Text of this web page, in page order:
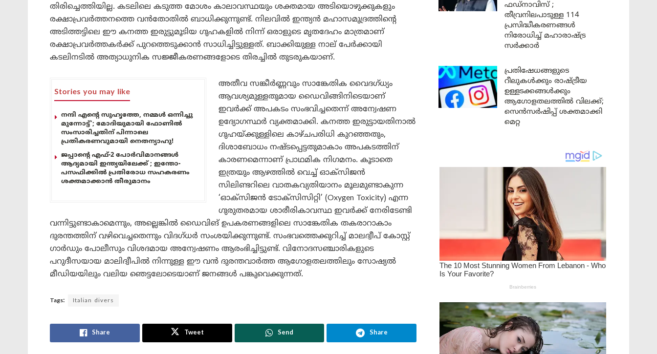
തിരിച്ചെത്തിയില്ല. കടലിലെ കടുത്ത മോശം കാലാവസ്ഥയും ശക്തമായ അടിയൊഴുക്കുകളും
രക്ഷാപ്രവർത്തനത്തെ വൻതോതിൽ ബാധിക്കുന്നുണ്ട്. നിലവിൽ ഇന്ത്യൻ മഹാസമുദ്രത്തിന്റെ
അടിത്തട്ടിലെ ഈ കനത്ത ഇരുട്ടുമൂടിയ ഗുഹകളിൽ നിന്ന് ഒരാളുടെ മൃതദേഹം മാത്രമാണ്
രക്ഷാപ്രവർത്തകർക്ക് പുറത്തെടുക്കാൻ സാധിച്ചിട്ടുള്ളത്. ബാക്കിയുള്ള നാല് പേർക്കായി
കടലിനടിൽ അത്യാധുനിക സജ്ജീകരണങ്ങളോടെ തിരച്ചിൽ തുടരുകയാണ്.
Stories you may like
നന്ദി എൻ്റെ സുഹൃത്തേ, നമ്മൾ ഒന്നിച്ചു
മുന്നോട്ട്’; മോദിയുമായി ഫോണിൽ
സംസാരിച്ചതിന് പിന്നാലെ
പ്രതികരണവുമായി നെതന്യാഹു!
ജപ്പാന്റെ എഫ്-2 പോർവിമാനങ്ങൾ
ആദ്യമായി ഇന്ത്യയിലേക്ക് ; ഇന്തോ-
പസഫിക്കിൽ പ്രതിരോധ സഹകരണം
ശക്തമാക്കാൻ തീരുമാനം
അതീവ സങ്കീർണ്ണവും സാങ്കേതിക വൈദഗ്ധ്യം
ആവശ്യമുള്ളതുമായ ഡൈവിങ്ങിനിടെയാണ്
ഇവർക്ക് അപകടം സംഭവിച്ചതെന്ന് അന്വേഷണ
ഉദ്യോഗസ്ഥർ വ്യക്തമാക്കി. കനത്ത ഇരുട്ടായതിനാൽ
ഗുഹയ്ക്കുള്ളിലെ കാഴ്ചപരിധി കുറഞ്ഞതും,
ദിശാബോധം നഷ്ടപ്പെട്ടതുമാകാം അപകടത്തിന്
കാരണമെന്നാണ് പ്രാഥമിക നിഗമനം. കൂടാതെ
ഇത്രയും ആഴത്തിൽ വെച്ച് ഓക്സിജൻ
സിലിണ്ടറിലെ വാതകവ്യതിയാനം മൂലമുണ്ടാകുന്ന
‘ഓക്സിജൻ ടോക്സിസിറ്റി’ (Oxygen Toxicity) എന്ന
ഗുരുതരമായ ശാരീരികാവസ്ഥ ഇവർക്ക് നേരിടേണ്ടി
വന്നിട്ടുണ്ടാകാമെന്നും, അല്ലെങ്കിൽ ഡൈവിങ് ഉപകരണങ്ങളിലെ സാങ്കേതിക തകരാറാകാം
ദുരന്തത്തിന് വഴിവെച്ചതെന്നും വിദഗ്ധർ സംശയിക്കുന്നുണ്ട്. സംഭവത്തെക്കുറിച്ച് മാലദ്വീപ് കോസ്റ്റ്
ഗാർഡും പോലീസും വിശദമായ അന്വേഷണം ആരംഭിച്ചിട്ടുണ്ട്. വിനോദസഞ്ചാരികളുടെ
പറുദീസയായ മാലിദ്വീപിൽ നിന്നുള്ള ഈ വൻ ദുരന്തവാർത്ത ആഗോളതലത്തിലും സോഷ്യൽ
മീഡിയയിലും വലിയ ഞെട്ടലോടെയാണ് ജനങ്ങൾ പങ്കുവെക്കുന്നത്.
Tags: Italian divers
Share Tweet Send Share
ഫഡ്നാവിസ് ;
തീവ്രനിലപാടുള്ള 114
പ്രസിദ്ധീകരണങ്ങൾ
നിരോധിച്ച് മഹാരാഷ്ട്ര
സർക്കാർ
പ്രതിഷേധങ്ങളുടെ
റീലുകൾക്കും രാഷ്ട്രീയ
ഉള്ളടക്കങ്ങൾക്കും
ആഗോളതലത്തിൽ വിലക്ക്;
സെൻസർഷിപ്പ് ശക്തമാക്കി
മെറ്റ